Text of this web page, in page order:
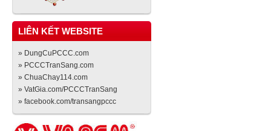
LIÊN KẾT WEBSITE
» DungCuPCCC.com
» PCCCTranSang.com
» ChuaChay114.com
» VatGia.com/PCCCTranSang
» facebook.com/transangpccc